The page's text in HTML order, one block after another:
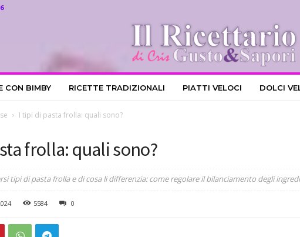
CON BIMBY RICETTE TRADIZIONALI PIATTI VELOCI DOLCI
I tipi di pasta frolla: quali sono?
frolla: quali sono?
tipi di pasta frolla e di cosa li differenzia: come regolare il bilanciamento degli
5584 0